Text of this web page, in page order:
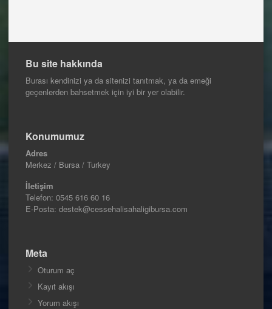
Bu site hakkında
Burası kendinizi ya da sitenizi tanıtmak, ya da emeği
geçenlerden bahsetmek için iyi bir yer olabilir.
Konumumuz
Adres
Merkez / Bursa / Turkey
İletişim
Telefon: 0545 616 60 16
E-Posta: destek@cessehalisahaligibursa.com
Meta
Oturum aç
Kayıt akışı
Yorum akışı